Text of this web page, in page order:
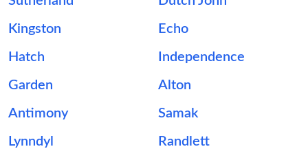
Kingston Echo
Hatch Independence
Garden Alton
Antimony Samak
Lynndyl Randlett